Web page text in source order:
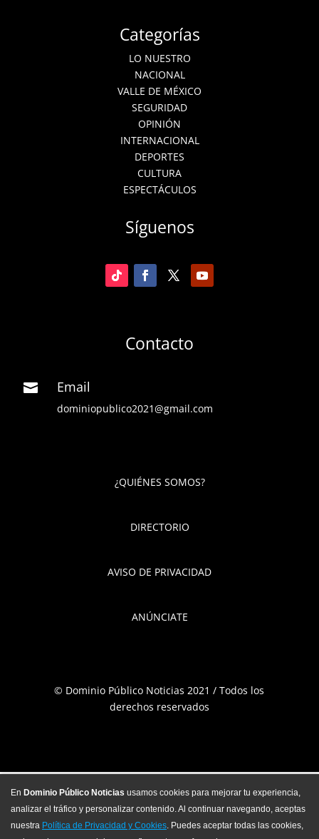
Categorías
LO NUESTRO
NACIONAL
VALLE DE MÉXICO
SEGURIDAD
OPINIÓN
INTERNACIONAL
DEPORTES
CULTURA
ESPECTÁCULOS
Síguenos
Contacto
 Email
dominiopublico2021@gmail.com
¿QUIÉNES SOMOS?
DIRECTORIO
AVISO DE PRIVACIDAD
ANÚNCIATE
© Dominio Público Noticias 2021 / Todos los
derechos reservados
En Dominio Público Noticias usamos cookies para mejorar tu experiencia,
analizar el tráfico y personalizar contenido. Al continuar navegando, aceptas
nuestra Política de Privacidad y Cookies. Puedes aceptar todas las cookies,